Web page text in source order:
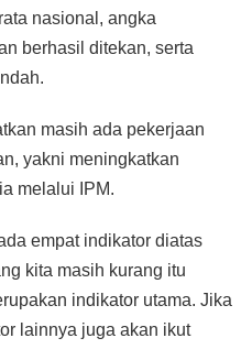
nasional, angka
berhasil ditekan, serta
masih ada pekerjaan
yakni meningkatkan
melalui IPM.
empat indikator diatas
kita masih kurang itu
indikator utama. Jika
lainnya juga akan ikut